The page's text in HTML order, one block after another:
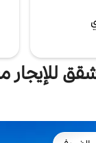
للإيجار